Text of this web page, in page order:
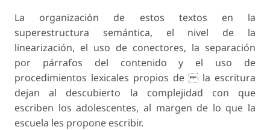
La organización de estos textos en la
superestructura semántica, el nivel de la
linearización, el uso de conectores, la separación
por párrafos del contenido y el uso de
procedimientos lexicales propios de la escritura
dejan al descubierto la complejidad con que
escriben los adolescentes, al margen de lo que la
escuela les propone escribir.